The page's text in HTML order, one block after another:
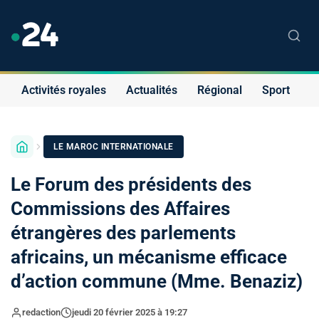
Activités royales Actualités Régional Sport
LE MAROC INTERNATIONALE
Le Forum des présidents des
Commissions des Affaires
étrangères des parlements
africains, un mécanisme efficace
d’action commune (Mme. Benaziz)
redaction jeudi 20 février 2025 à 19:27